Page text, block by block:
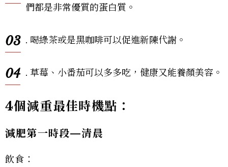
們都是非常優質的蛋白質。
03 . 喝綠茶或是黑咖啡可以促進新陳代謝。
04 . 草莓、小番茄可以多多吃，健康又能養顏美容。
4個減重最佳時機點：
減肥第一時段—清晨
飲食：